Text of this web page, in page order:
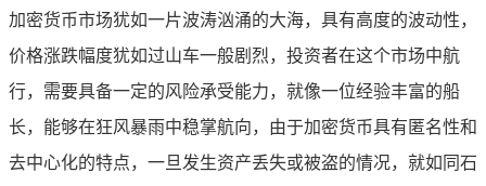
加密货币市场犹如一片波涛汹涌的大海，具有高度的波动性，
价格涨跌幅度犹如过山车一般剧烈，投资者在这个市场中航
行，需要具备一定的风险承受能力，就像一位经验丰富的船
长，能够在狂风暴雨中稳掌航向，由于加密货币具有匿名性和
去中心化的特点，一旦发生资产丢失或被盗的情况，就如同石